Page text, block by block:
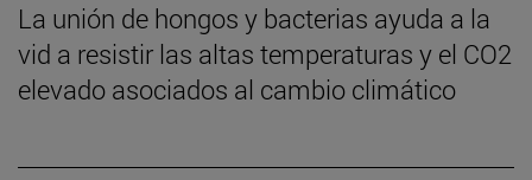
La unión de hongos y bacterias ayuda a la
vid a resistir las altas temperaturas y el CO2
elevado asociados al cambio climático